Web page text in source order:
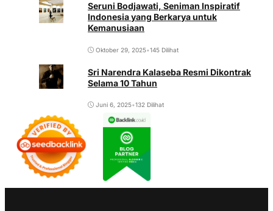
Seruni Bodjawati, Seniman Inspiratif
Indonesia yang Berkarya untuk
Kemanusiaan
Oktober 29, 2025•145 Dilihat
Sri Narendra Kalaseba Resmi Dikontrak
Selama 10 Tahun
Juni 6, 2025•132 Dilihat